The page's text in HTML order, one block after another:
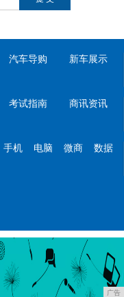
汽车导购 新车展示
考试指南 商讯资讯
手机 电脑 微商 数据
广告